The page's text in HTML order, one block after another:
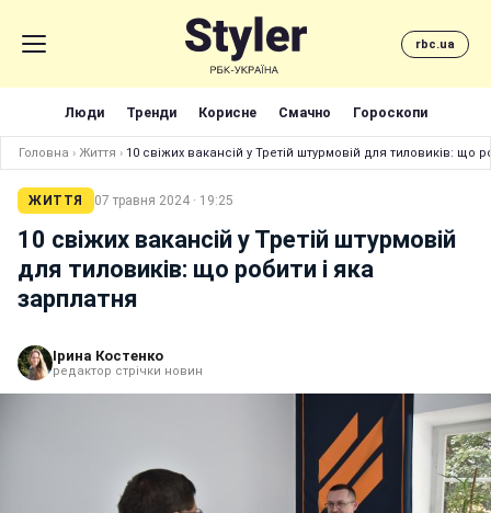
rbc.ua
Люди Тренди Корисне Смачно Гороскопи
Головна › Життя › 10 свіжих вакансій у Третій штурмовій для тиловиків: що
ЖИТТЯ 07 травня 2024 · 19:25
10 свіжих вакансій у Третій штурмовій
для тиловиків: що робити і яка
зарплатня
Ірина Костенко
редактор стрічки новин